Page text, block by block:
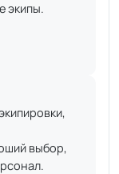
экипы.
выбор,